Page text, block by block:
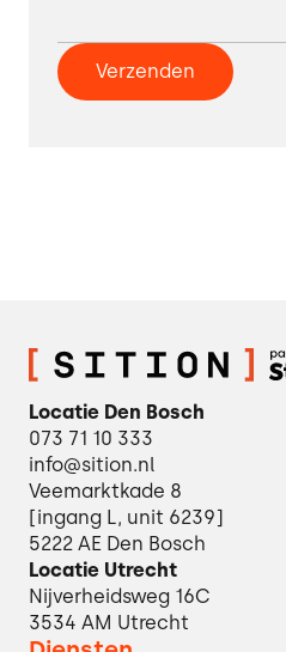
Locatie Den Bosch
073 71 10 333
info@sition.nl
Veemarktkade 8
[ingang L, unit 6239]
5222 AE Den Bosch
Locatie Utrecht
Nijverheidsweg 16C
3534 AM Utrecht